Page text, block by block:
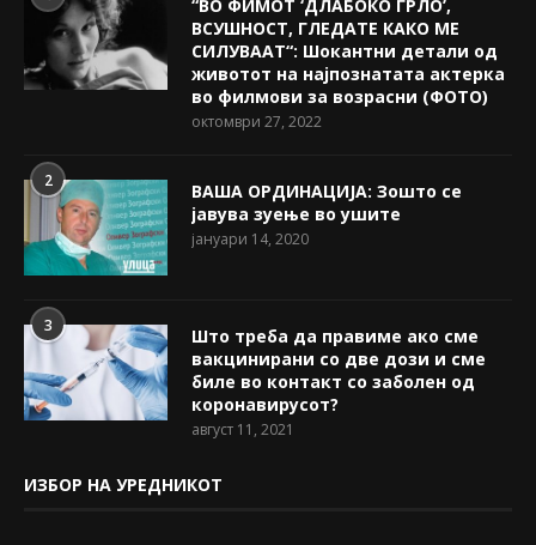
“ВО ФИМОТ ‘ДЛАБОКО ГРЛО’,
ВСУШНОСТ, ГЛЕДАТЕ КАКО МЕ
СИЛУВААТ“: Шокантни детали од
животот на најпознатата актерка
во филмови за возрасни (ФОТО)
октомври 27, 2022
2
ВАША ОРДИНАЦИЈА: Зошто се
јавува зуење во ушите
јануари 14, 2020
3
Што треба да правиме ако сме
вакцинирани со две дози и сме
биле во контакт со заболен од
коронавирусот?
август 11, 2021
ИЗБОР НА УРЕДНИКОТ